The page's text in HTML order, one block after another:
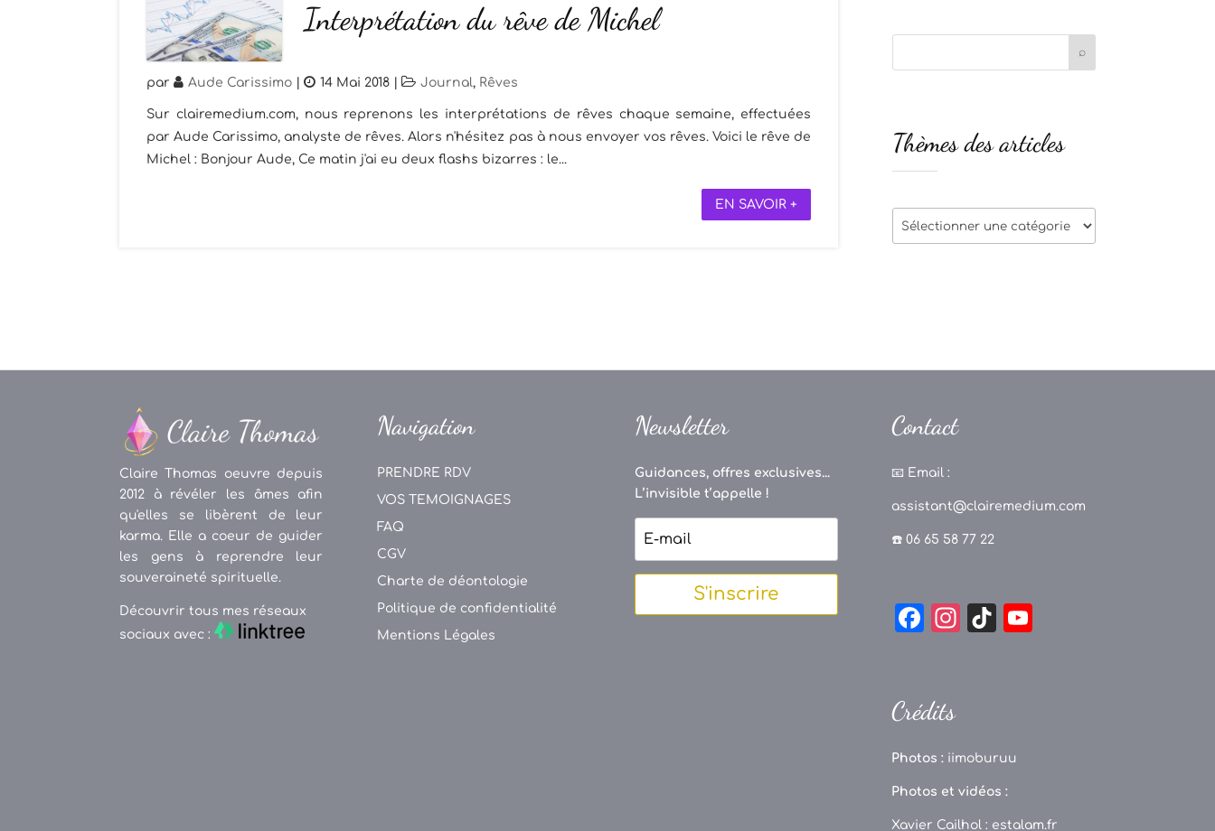
Interprétation du rêve de Michel
par Aude Carissimo 14 Mai 2018 Journal, Rêves
Sur clairemedium.com, nous reprenons les interprétations de rêves chaque semaine, effectuées
par Aude Carissimo, analyste de rêves. Alors n'hésitez pas à nous envoyer vos rêves. Voici le rêve de
Michel : Bonjour Aude, Ce matin j'ai eu deux flashs bizarres : le...
EN SAVOIR +
Thèmes des articles
Thèmes
des
Claire Thomas oeuvre depuis
2012 à révéler les âmes afin
qu'elles se libèrent de leur
karma. Elle a coeur de guider
les gens à reprendre leur
souveraineté spirituelle.
Découvrir tous mes réseaux
sociaux avec :
Navigation
PRENDRE RDV
VOS TEMOIGNAGES
FAQ
CGV
Charte de déontologie
Politique de confidentialité
Mentions Légales
Newsletter
Guidances, offres exclusives...
L’invisible t’appelle !
S'inscrire
Contact
📧 Email :
assistant@clairemedium.com
☎️ 06 65 58 77 22
F
e
o
o
k
In
a
m
Ti
C
Crédits
Photos : iimoburuu
Photos et vidéos :
Xavier Cailhol : estalam.fr